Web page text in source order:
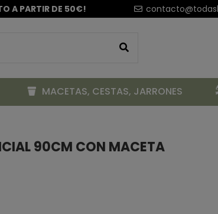
A PARTIR DE 50€!
MACETAS, CESTAS, JARRONES
90CM CON MACETA